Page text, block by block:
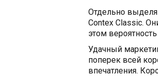
Отдельно
Contex Classic.
этом
Удачный
поперек всей
впечатления.